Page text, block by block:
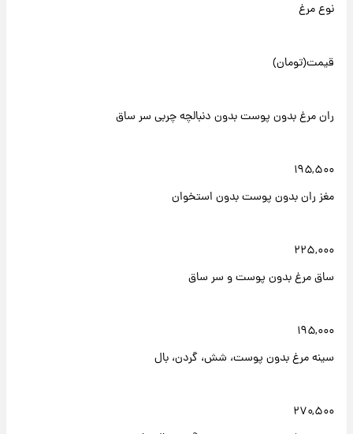
نوع مرغ
قیمت(تومان)
ران مرغ بدون پوست بدون دنبالچه چربی سر ساق
۱۹۵,۵۰۰
مغز ران بدون پوست بدون استخوان
۲۲۵,۰۰۰
ساق مرغ بدون پوست و سر ساق
۱۹۵,۰۰۰
سینه مرغ بدون پوست، شش، گردن، بال
۲۷۰,۵۰۰